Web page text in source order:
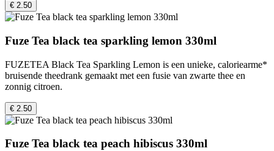
€ 2.50
Fuze Tea black tea sparkling lemon 330ml
FUZETEA Black Tea Sparkling Lemon is een unieke, caloriearme*
bruisende theedrank gemaakt met een fusie van zwarte thee en
zonnig citroen.
€ 2.50
Fuze Tea black tea peach hibiscus 330ml